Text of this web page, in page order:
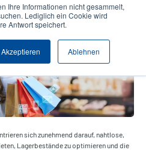
Ihre Informationen nicht gesammelt,
Lediglich ein Cookie wird
Antwort speichert.
Akzeptieren Ablehnen
sich zunehmend darauf, nahtlose,
Lagerbestände zu optimieren und die